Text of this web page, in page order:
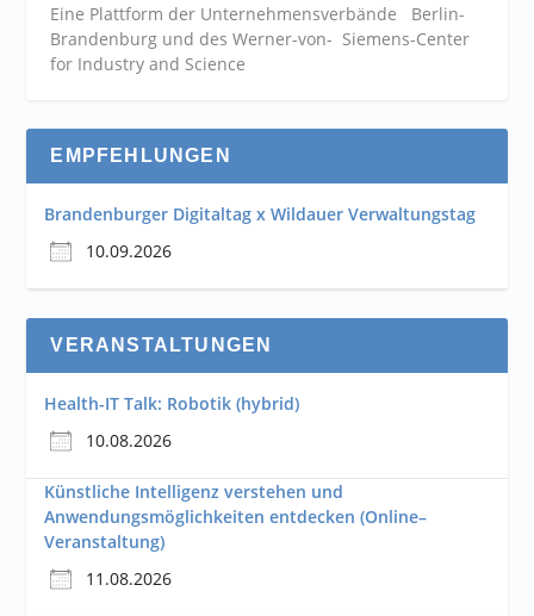
Eine Plattform der Unternehmensverbände Berlin-
Brandenburg und des Werner-von- Siemens-Center
for Industry and Science
EMPFEHLUNGEN
Brandenburger Digitaltag x Wildauer Verwaltungstag
10.09.2026
VERANSTALTUNGEN
Health-IT Talk: Robotik (hybrid)
10.08.2026
Künstliche Intelligenz verstehen und
Anwendungsmöglichkeiten entdecken (Online–
Veranstaltung)
11.08.2026